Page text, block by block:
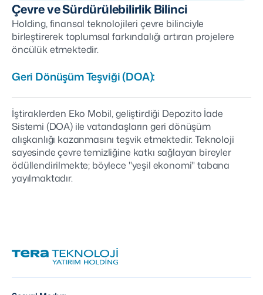
Çevre ve Sürdürülebilirlik Bilinci
Holding, finansal teknolojileri çevre bilinciyle
birleştirerek toplumsal farkındalığı artıran projelere
öncülük etmektedir.
Geri Dönüşüm Teşviği (DOA):
İştiraklerden Eko Mobil, geliştirdiği Depozito İade
Sistemi (DOA) ile vatandaşların geri dönüşüm
alışkanlığı kazanmasını teşvik etmektedir. Teknoloji
sayesinde çevre temizliğine katkı sağlayan bireyler
ödüllendirilmekte; böylece "yeşil ekonomi" tabana
yayılmaktadır.